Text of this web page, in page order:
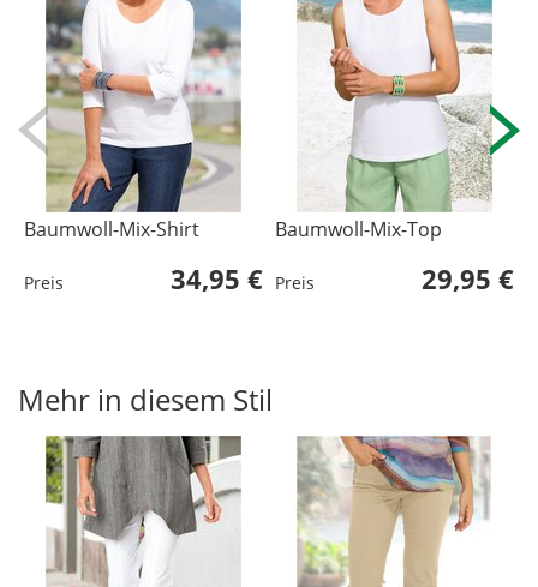
Baumwoll-Mix-Shirt
Preis 34,95 €
Baumwoll-Mix-Top
Preis 29,95 €
Mehr in diesem Stil